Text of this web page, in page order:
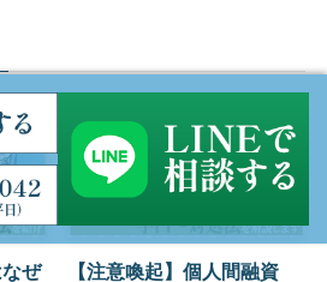
ぜ 【注意喚起】個人間融資